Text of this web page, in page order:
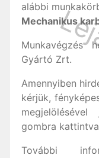
alábbi
Mechanikus
Munkavégzés
Gyártó Zrt.
Amennyiben
kérjük,
gombra
További